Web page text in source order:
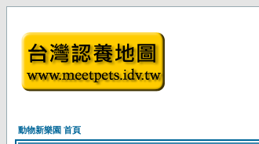
動物新樂園 首頁